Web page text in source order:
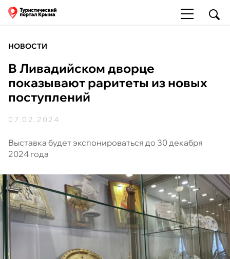
НОВОСТИ
В Ливадийском дворце
показывают раритеты из новых
поступлений
07.02.2024
Выставка будет экспонироваться до 30 декабря
2024 года